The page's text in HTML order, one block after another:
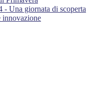
- Una giornata di scoperta
innovazione